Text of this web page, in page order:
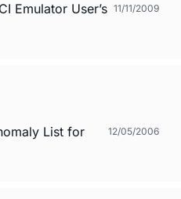
Emulator User’s 11/11/2009
List for
12/05/2006